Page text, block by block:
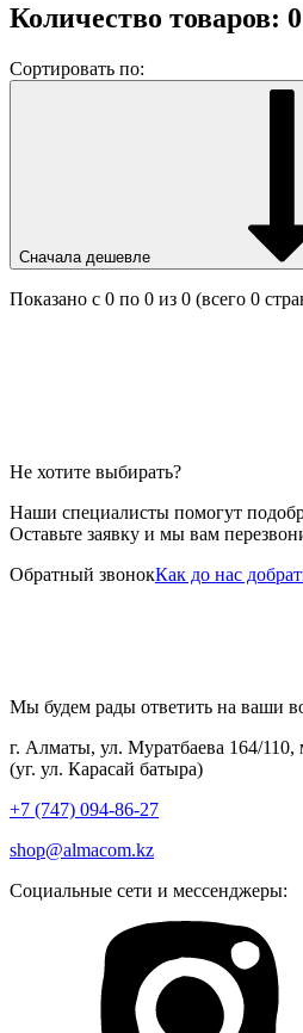
Количество товаров: 0
Сортировать по:
Сначала дешевле
Показано с 0 по 0 из 0 (всего 0
Не хотите выбирать?
Наши специалисты помогут
Оставьте заявку и мы вам
Обратный звонокКак до нас
Мы будем рады ответить на ваши
г. Алматы, ул. Муратбаева 164/110,
(уг. ул. Карасай батыра)
+7 (747) 094-86-27
shop@almacom.kz
Социальные сети и мессенджеры: